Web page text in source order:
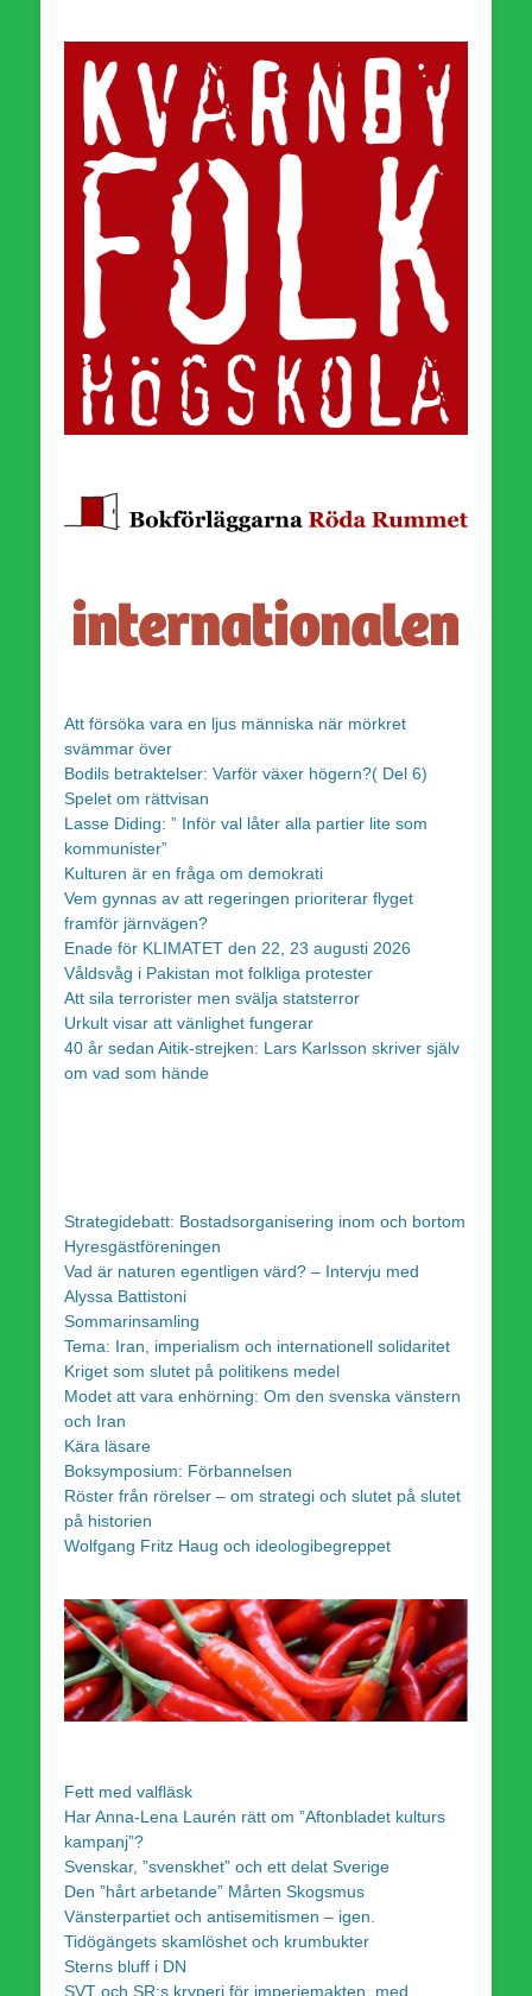
Att försöka vara en ljus människa när mörkret
svämmar över
Bodils betraktelser: Varför växer högern?( Del 6)
Spelet om rättvisan
Lasse Diding: ” Inför val låter alla partier lite som
kommunister”
Kulturen är en fråga om demokrati
Vem gynnas av att regeringen prioriterar flyget
framför järnvägen?
Enade för KLIMATET den 22, 23 augusti 2026
Våldsvåg i Pakistan mot folkliga protester
Att sila terrorister men svälja statsterror
Urkult visar att vänlighet fungerar
40 år sedan Aitik-strejken: Lars Karlsson skriver själv
om vad som hände
Strategidebatt: Bostadsorganisering inom och bortom
Hyresgästföreningen
Vad är naturen egentligen värd? – Intervju med
Alyssa Battistoni
Sommarinsamling
Tema: Iran, imperialism och internationell solidaritet
Kriget som slutet på politikens medel
Modet att vara enhörning: Om den svenska vänstern
och Iran
Kära läsare
Boksymposium: Förbannelsen
Röster från rörelser – om strategi och slutet på slutet
på historien
Wolfgang Fritz Haug och ideologibegreppet
Fett med valfläsk
Har Anna-Lena Laurén rätt om ”Aftonbladet kulturs
kampanj”?
Svenskar, ”svenskhet” och ett delat Sverige
Den ”hårt arbetande” Mårten Skogsmus
Vänsterpartiet och antisemitismen – igen.
Tidögängets skamlöshet och krumbukter
Sterns bluff i DN
SVT och SR:s kryperi för imperiemakten, med